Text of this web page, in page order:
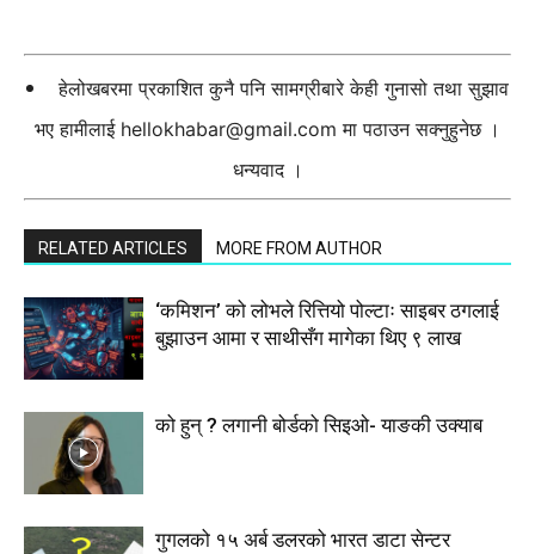
हेलोखबरमा प्रकाशित कुनै पनि सामग्रीबारे केही गुनासो तथा सुझाव
भए हामीलाई hellokhabar@gmail.com मा पठाउन सक्नुहुनेछ ।
धन्यवाद ।
RELATED ARTICLES MORE FROM AUTHOR
‘कमिशन’ को लोभले रित्तियो पोल्टाः साइबर ठगलाई
बुझाउन आमा र साथीसँग मागेका थिए ९ लाख
को हुन् ? लगानी बोर्डको सिइओ- याङकी उक्याब
गुगलको १५ अर्ब डलरको भारत डाटा सेन्टर